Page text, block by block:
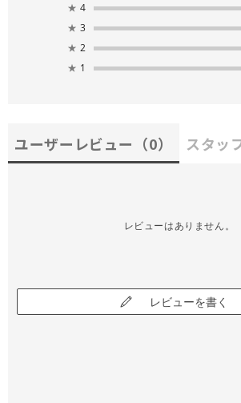
★ 4
★ 3
★ 2
★ 1
ユーザーレビュー （0） スタッ
レビューはありません。
レビューを書く